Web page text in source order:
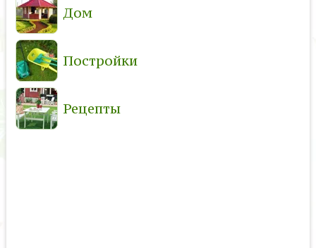
Дом
Постройки
Рецепты